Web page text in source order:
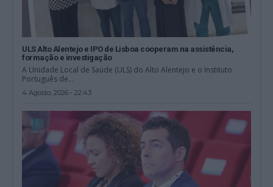
ULS Alto Alentejo e IPO de Lisboa cooperam na assistência,
formação e investigação
A Unidade Local de Saúde (ULS) do Alto Alentejo e o Instituto
Português de...
4 Agosto, 2026 - 22:43